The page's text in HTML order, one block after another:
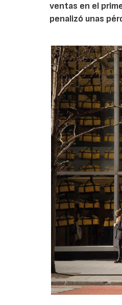
ventas en el
penalizó unas